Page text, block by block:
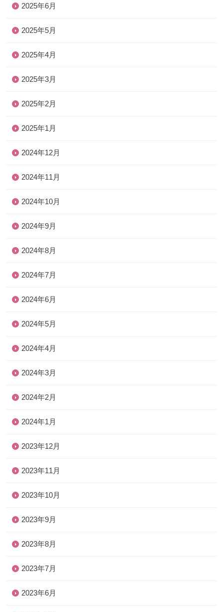
2025年6月
2025年5月
2025年4月
2025年3月
2025年2月
2025年1月
2024年12月
2024年11月
2024年10月
2024年9月
2024年8月
2024年7月
2024年6月
2024年5月
2024年4月
2024年3月
2024年2月
2024年1月
2023年12月
2023年11月
2023年10月
2023年9月
2023年8月
2023年7月
2023年6月